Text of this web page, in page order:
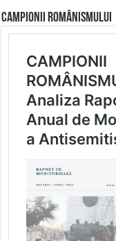
CAMPIONII ROMÂNISMULUI